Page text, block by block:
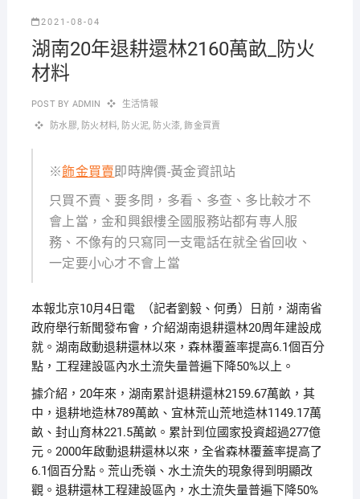
2021-08-04
湖南20年退耕還林2160萬畝_防火
材料
POST BY ADMIN 生活情報
防水膠, 防火材料, 防火泥, 防火漆,飾金買賣
※飾金買賣即時牌價-黃金資訊站
只買不賣、要多問，多看、多查、多比較才不
會上當，金和興銀樓全國服務站都有専人服
務、不像有的只寫同一支電話在就全省回收、
一定要小心才不會上當
本報北京10月4日電 （記者劉毅、何勇）日前，湖南省
政府舉行新聞發布會，介紹湖南退耕還林20周年建設成
就。湖南啟動退耕還林以來，森林覆蓋率提高6.1個百分
點，工程建設區內水土流失量普遍下降50%以上。
據介紹，20年來，湖南累計退耕還林2159.67萬畝，其
中，退耕地造林789萬畝、宜林荒山荒地造林1149.17萬
畝、封山育林221.5萬畝。累計到位國家投資超過277億
元。2000年啟動退耕還林以來，全省森林覆蓋率提高了
6.1個百分點。荒山禿嶺、水土流失的現象得到明顯改
觀。退耕還林工程建設區內，水土流失量普遍下降50%